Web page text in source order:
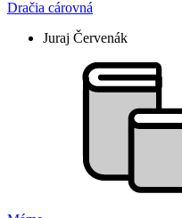
Dračia cárovná
Juraj Červenák